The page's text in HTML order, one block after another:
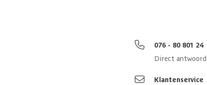
076 - 80 801 24
Direct antwoord
Klantenservice